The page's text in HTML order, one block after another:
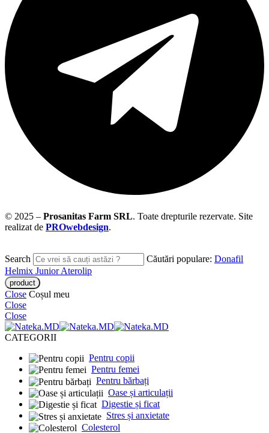
© 2025 – Prosanitas Farm SRL. Toate drepturile rezervate. Site
realizat de PROwebdesign.
Search Căutări populare: Donafil
Helmix JuniorAterolip
Close Coșul meu
Close
Close
CATEGORII
Pentru copii
Pentru femei
Pentru bărbați
Oase și articulații
Digestie și ficat
Stres și anxietate
Colesterol